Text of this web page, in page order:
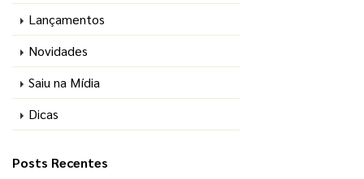
Lançamentos
Novidades
Saiu na Mídia
Dicas
Posts Recentes